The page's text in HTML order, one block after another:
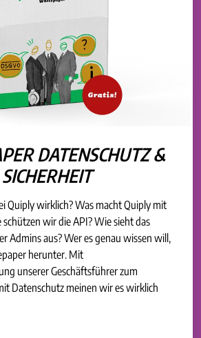
DATENSCHUTZ &
SICHERHEIT
Quiply wirklich? Was macht Quiply mit
wir die API? Wie sieht das
Admins aus? Wer es genau wissen will,
herunter. Mit
unserer Geschäftsführer zum
Datenschutz meinen wir es wirklich